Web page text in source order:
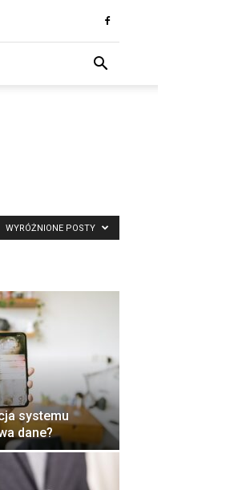
WYRÓŻNIONE POSTY
systemu
dane?